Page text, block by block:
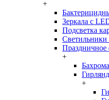
+
Зеркала с
Подсветка
Праздничное
+
Бахрома
+